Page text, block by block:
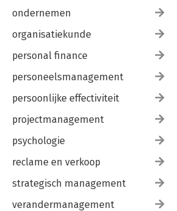
ondernemen
organisatiekunde
personal finance
personeelsmanagement
persoonlijke effectiviteit
projectmanagement
psychologie
reclame en verkoop
strategisch management
verandermanagement